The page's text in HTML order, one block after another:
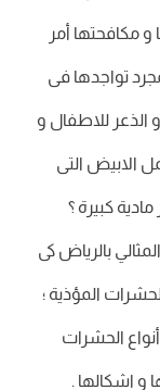
و مكافحتها أمر
تواجدها فى
للاطفال و
الابيض التى
كبيرة ؟
بالرياض كى
المؤذية ؛
الحشرات
و اشكالها .